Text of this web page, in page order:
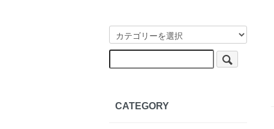
CATEGORY